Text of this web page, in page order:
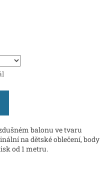
balonu ve tvaru
na dětské oblečení, body
od 1 metru.